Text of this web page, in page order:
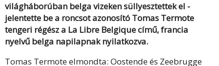
világháborúban belga vizeken süllyesztettek el -
jelentette be a roncsot azonosító Tomas Termote
tengeri régész a La Libre Belgique című, francia
nyelvű belga napilapnak nyilatkozva.
Tomas Termote elmondta: Oostende és Zeebrugge